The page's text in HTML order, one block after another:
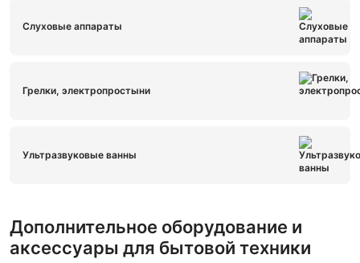
Слуховые аппараты
Грелки, электропростыни
Ультразвуковые ванны
Дополнительное оборудование и
аксессуары для бытовой техники